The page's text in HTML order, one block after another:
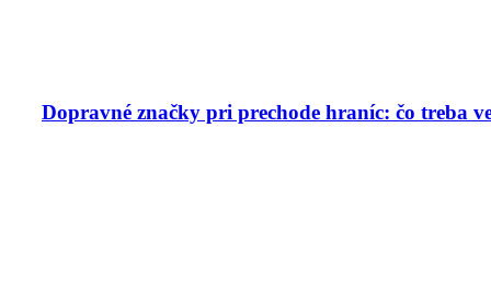
Dopravné značky pri prechode hraníc: čo treba